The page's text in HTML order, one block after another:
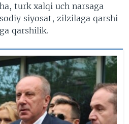
turk xalqi uch narsaga
siyosat, zilzilaga qarshi
qarshilik.